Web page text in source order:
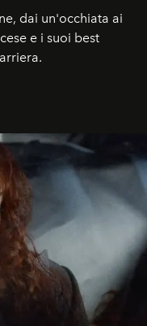
dai un'occhiata ai
e i suoi best